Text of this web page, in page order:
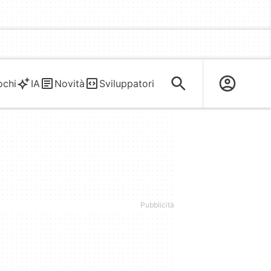
IA Novità Sviluppatori